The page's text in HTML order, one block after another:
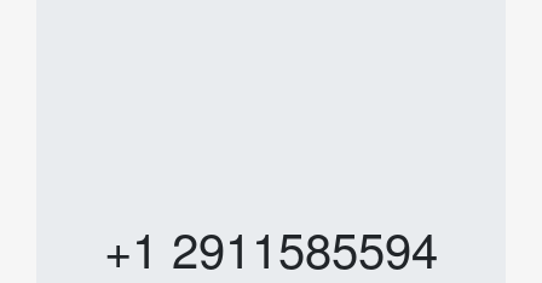
+1 2911585594